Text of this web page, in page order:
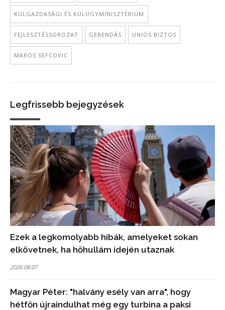
KÜLGAZDASÁGI ÉS KÜLÜGYMINISZTÉRIUM
FEJLESZTÉSSOROZAT GERENDÁS UNIÓS BIZTOS
MAROS SEFCOVIC
Legfrissebb bejegyzések
Ezek a legkomolyabb hibák, amelyeket sokan
elkövetnek, ha hőhullám idején utaznak
2026.08.07
Magyar Péter: "halvány esély van arra", hogy
hétfőn újraindulhat még egy turbina a paksi